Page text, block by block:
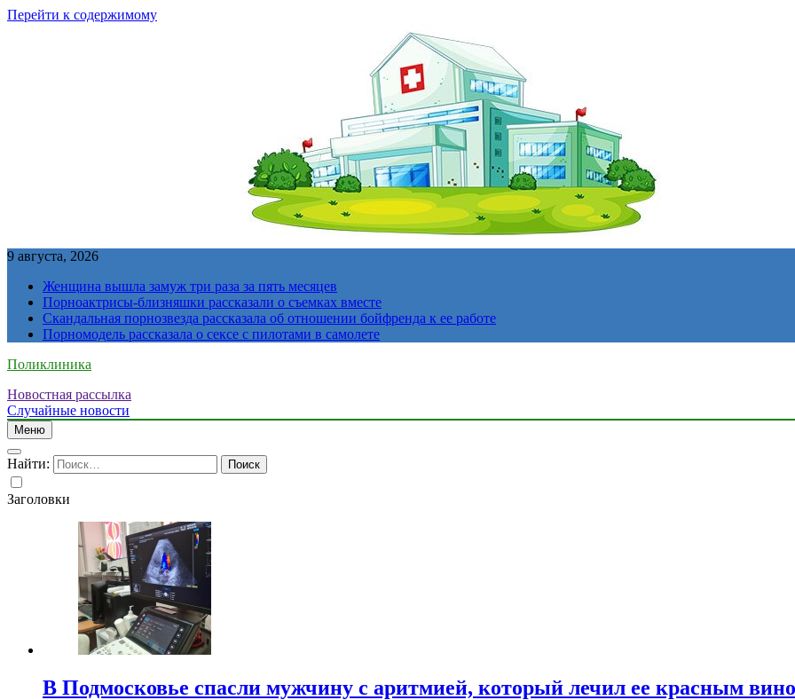
Перейти к содержимому
9 августа, 2026
Женщина вышла замуж три раза за пять месяцев
Порноактрисы-близняшки рассказали о съемках вместе
Скандальная порнозвезда рассказала об отношении бойфренда к ее работе
Порномодель рассказала о сексе с пилотами в самолете
Поликлиника
Новостная рассылка
Случайные новости
Меню
Найти:
Заголовки
В Подмосковье спасли мужчину с аритмией, который лечил ее красным